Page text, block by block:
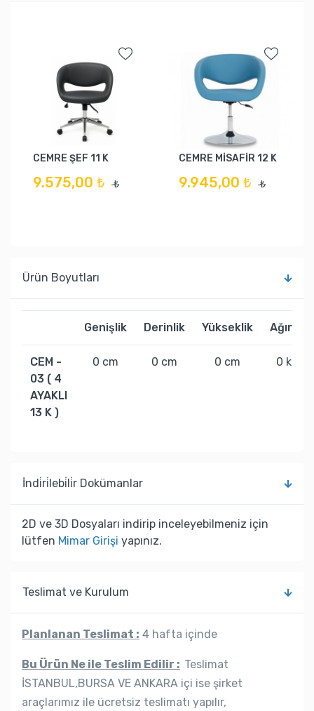
CEMRE ŞEF 11 K
9.575,00 ₺ ₺
CEMRE MİSAFİR 12 K
9.945,00 ₺ ₺
Ürün Boyutları
Genişlik Derinlik Yükseklik Ağırlık
CEM -
03 ( 4
AYAKLI
13 K )
0 cm 0 cm 0 cm 0 kg
İndi̇ri̇lebi̇li̇r Dokümanlar
2D ve 3D Dosyaları indirip inceleyebilmeniz için
lütfen Mimar Girişi yapınız.
Teslimat ve Kurulum
Planlanan Teslimat : 4 hafta içinde
Bu Ürün Ne ile Teslim Edilir : Teslimat
İSTANBUL,BURSA VE ANKARA içi ise şirket
araçlarımız ile ücretsiz teslimatı yapılır,